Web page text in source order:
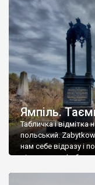
Ямпіль.
Табличка і відмітка
польський.
нам себе відразу і
віднести до